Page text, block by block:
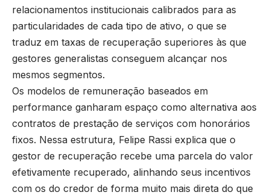
relacionamentos institucionais calibrados para as
particularidades de cada tipo de ativo, o que se
traduz em taxas de recuperação superiores às que
gestores generalistas conseguem alcançar nos
mesmos segmentos.
Os modelos de remuneração baseados em
performance ganharam espaço como alternativa aos
contratos de prestação de serviços com honorários
fixos. Nessa estrutura, Felipe Rassi explica que o
gestor de recuperação recebe uma parcela do valor
efetivamente recuperado, alinhando seus incentivos
com os do credor de forma muito mais direta do que